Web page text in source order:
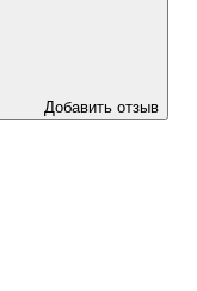
Добавить отзыв